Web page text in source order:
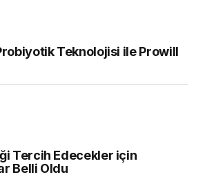
Teknolojisi ile Prowill
Tercih Edecekler için
Belli Oldu